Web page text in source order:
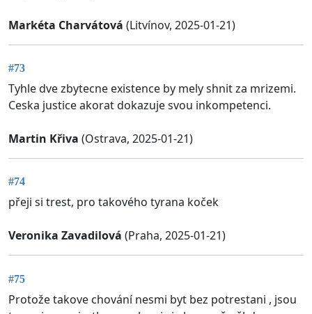
Markéta Charvátová (Litvínov, 2025-01-21)
#73
Tyhle dve zbytecne existence by mely shnit za mrizemi.
Ceska justice akorat dokazuje svou inkompetenci.
Martin Křiva (Ostrava, 2025-01-21)
#74
přeji si trest, pro takového tyrana koček
Veronika Zavadilová (Praha, 2025-01-21)
#75
Protože takove chování nesmi byt bez potrestani , jsou